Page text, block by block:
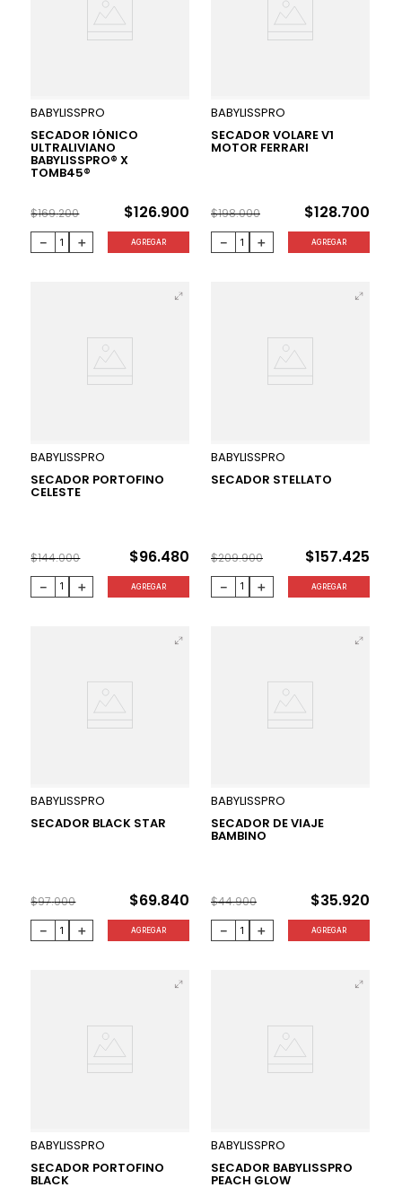
BABYLISSPRO
SECADOR IÓNICO
ULTRALIVIANO
BABYLISSPRO® X
TOMB45®
$169.200 $126.900
＋
－ AGREGAR
BABYLISSPRO
SECADOR VOLARE V1
MOTOR FERRARI
$198.000 $128.700
＋
－ AGREGAR
BABYLISSPRO
SECADOR PORTOFINO
CELESTE
$144.000 $96.480
＋
－ AGREGAR
BABYLISSPRO
SECADOR STELLATO
$209.900 $157.425
＋
－ AGREGAR
BABYLISSPRO
SECADOR BLACK STAR
$97.000 $69.840
＋
－ AGREGAR
BABYLISSPRO
SECADOR DE VIAJE
BAMBINO
$44.900 $35.920
＋
－ AGREGAR
BABYLISSPRO
SECADOR PORTOFINO
BLACK
BABYLISSPRO
SECADOR BABYLISSPRO
PEACH GLOW